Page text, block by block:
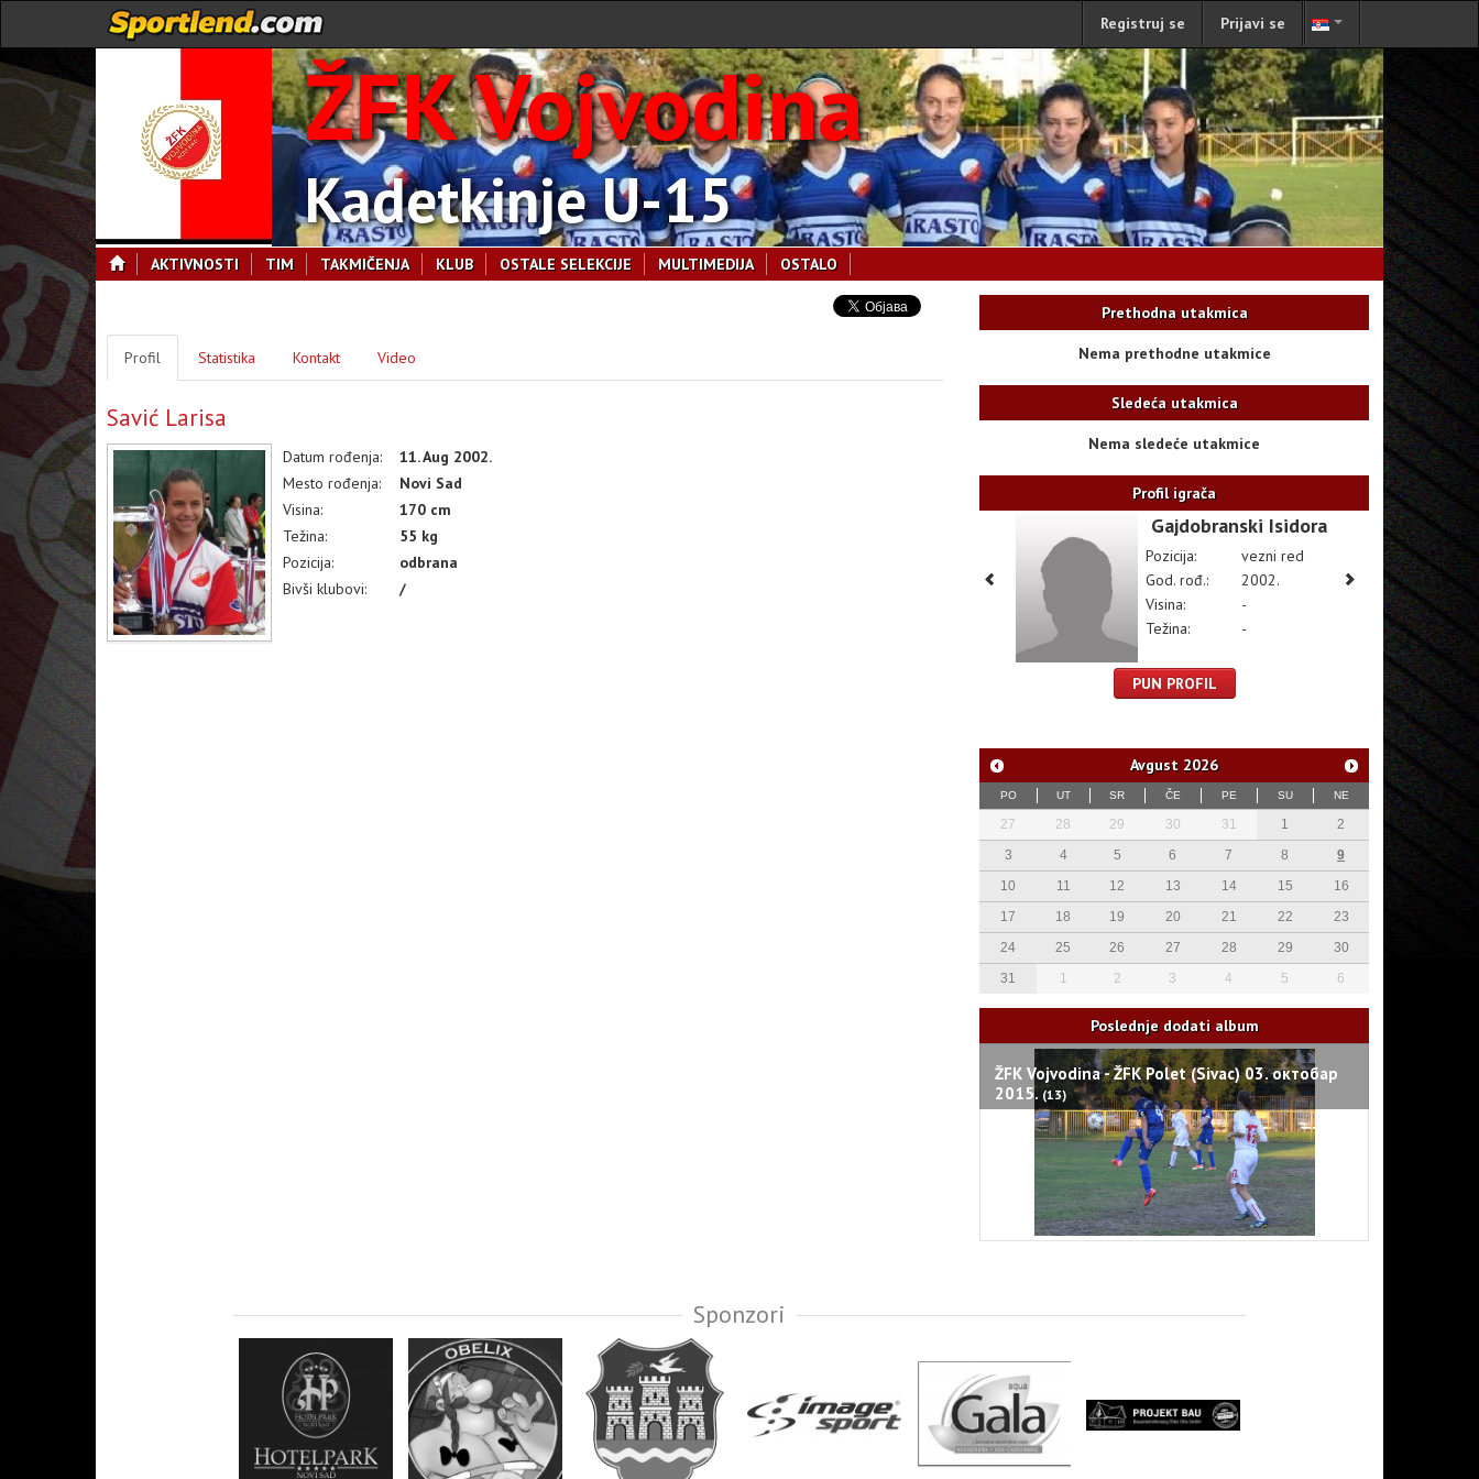
Registruj se Prijavi se
ŽFK Vojvodina
Kadetkinje U-15
AKTIVNOSTI TIM TAKMIČENJA KLUB OSTALE SELEKCIJE MULTIMEDIJA OSTALO
Profil Statistika Kontakt Video
Savić Larisa
Datum rođenja:
11. Aug 2002.
Mesto rođenja:
Novi Sad
Visina:
170 cm
Težina:
55 kg
Pozicija:
odbrana
Bivši klubovi:
/
Prethodna utakmica
Nema prethodne utakmice
Sledeća utakmica
Nema sledeće utakmice
Profil igrača
Gajdobranski Isidora
Pozicija:
vezni red
God. rođ.:
2002.
Visina:
-
Težina:
-
PUN PROFIL
Avgust 2026
PO UT SR ČE PE SU NE
27 28 29 30 31 1
2
3
4 5 6 7 8
9
10
11 12 13 14 15
16
17
18 19 20 21 22
23
24
25 26 27 28 29
30
31
1 2 3 4 5 6
Poslednje dodati album
ŽFK Vojvodina - ŽFK Polet (Sivac) 03. октобар
2015. (13)
Sponzori